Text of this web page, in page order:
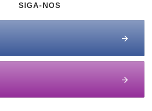
SIGA-NOS